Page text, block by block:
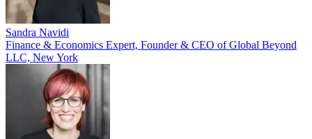
Sandra Navidi
Finance & Economics Expert, Founder & CEO of Global Beyond
LLC, New York